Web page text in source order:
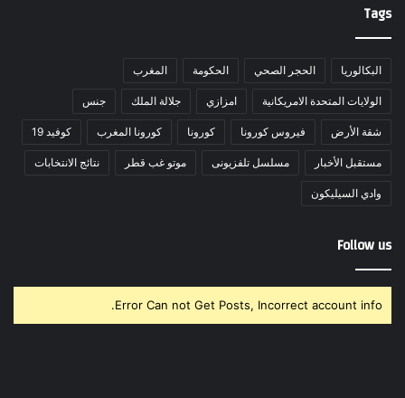
Tags
البكالوريا الحجر الصحي الحكومة المغرب
الولايات المتحدة الامريكانية امزازي جلالة الملك جنس
شقة الأرض فيروس كورونا كورونا كورونا المغرب كوفيد 19
مستقبل الأخبار مسلسل تلفزيونى موتو غب قطر نتائج الانتخابات
وادي السيليكون
Follow us
Error Can not Get Posts, Incorrect account info.